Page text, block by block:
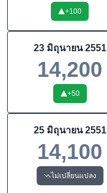
+100
23 มิถุนายน 2551
14,200
+50
25 มิถุนายน 2551
14,100
ไม่เปลี่ยนแปลง